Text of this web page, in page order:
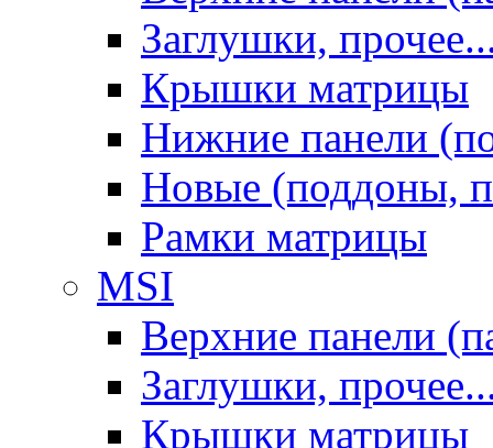
Заглушки,
Крышки матрицы
Нижние панели
Новые (поддоны,
Рамки матрицы
MSI
Верхние панели
Заглушки,
Крышки матрицы